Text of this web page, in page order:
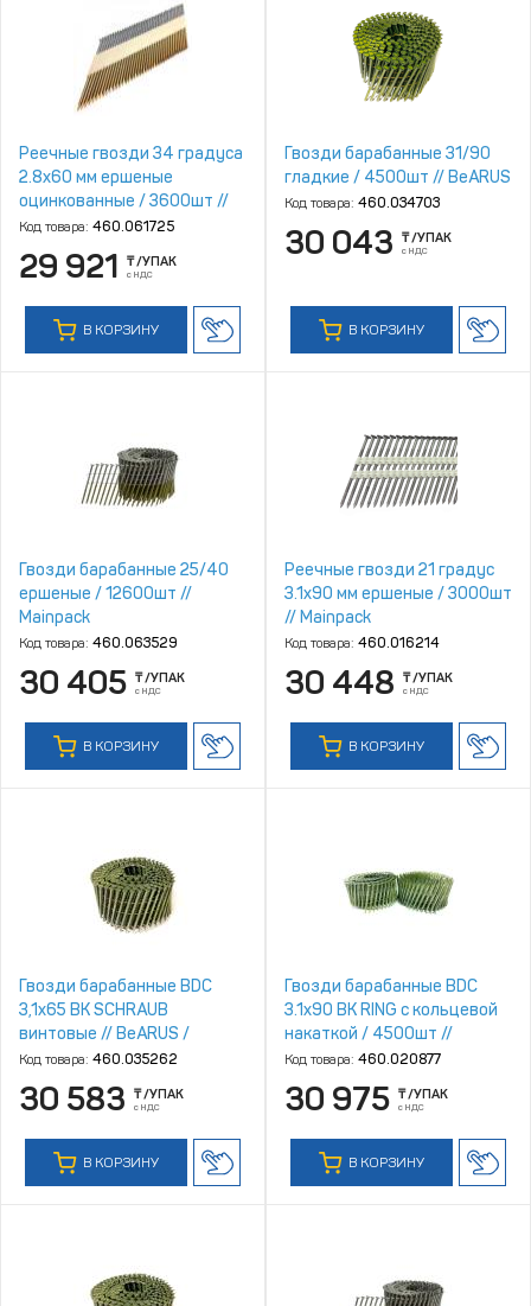
Реечные гвозди 34 градуса
2.8x60 мм ершеные
оцинкованные / 3600шт //
Mainpack
Код товара: 460.061725
29 921 ₸/УПАК
с НДС
В КОРЗИНУ
Гвозди барабанные 31/90
гладкие / 4500шт // BeARUS
Код товара: 460.034703
30 043 ₸/УПАК
с НДС
В КОРЗИНУ
Гвозди барабанные 25/40
ершеные / 12600шт //
Mainpack
Код товара: 460.063529
30 405 ₸/УПАК
с НДС
В КОРЗИНУ
Реечные гвозди 21 градус
3.1х90 мм ершеные / 3000шт
// Mainpack
Код товара: 460.016214
30 448 ₸/УПАК
с НДС
В КОРЗИНУ
Гвозди барабанные BDC
3,1x65 BK SCHRAUB
винтовые // BeARUS /
6000шт
Код товара: 460.035262
30 583 ₸/УПАК
с НДС
В КОРЗИНУ
Гвозди барабанные BDC
3.1x90 BK RING с кольцевой
накаткой / 4500шт //
BeARUS
Код товара: 460.020877
30 975 ₸/УПАК
с НДС
В КОРЗИНУ